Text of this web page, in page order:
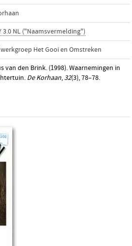
3.0 NL ("Naamsvermelding")
Het Gooi en Omstreken
van den Brink. (1998). Waarnemingen in
De Korhaan, 32(3), 78–78.